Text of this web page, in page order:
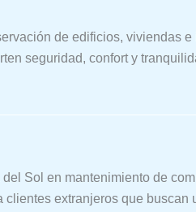
de edificios, viviendas e
seguridad, confort y
Sol en mantenimiento de
extranjeros que buscan